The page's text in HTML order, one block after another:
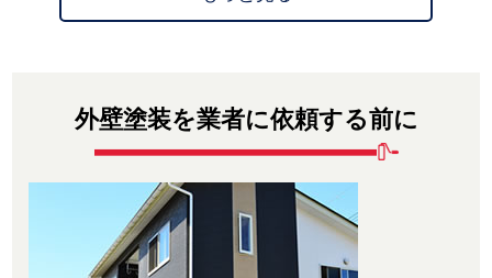
外壁塗装を業者に依頼する前に